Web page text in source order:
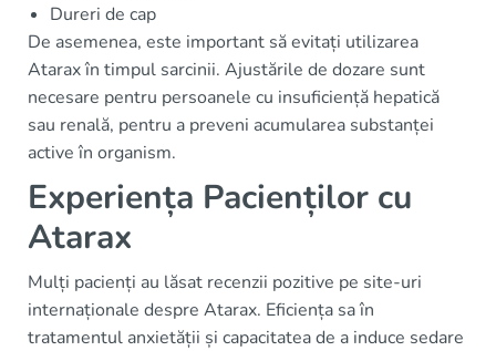
Dureri de cap
De asemenea, este important să evitați utilizarea
Atarax în timpul sarcinii. Ajustările de dozare sunt
necesare pentru persoanele cu insuficiență hepatică
sau renală, pentru a preveni acumularea substanței
active în organism.
Experiența Pacienților cu
Atarax
Mulți pacienți au lăsat recenzii pozitive pe site-uri
internaționale despre Atarax. Eficiența sa în
tratamentul anxietății și capacitatea de a induce sedare